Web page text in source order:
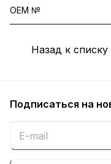
OEM №
Назад к списку
Подписаться на